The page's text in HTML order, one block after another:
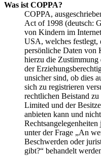
Was ist COPPA?
COPPA,
Act of 1998 (deutsch:
von Kindern im
USA, welches festlegt,
persönliche Daten von
hierzu die Zustimmung
der
unsicher sind, ob dies
sich zu registrieren
rechtlichen Beistand
Limited und der
anbieten kann und
unter der Frage „An
Beschwerden oder
gibt?“ behandelt